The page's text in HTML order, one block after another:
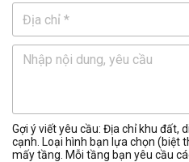
Gợi ý viết yêu cầu: Địa chỉ khu đất,
cạnh. Loại hình bạn lựa chọn (biệt
mấy tầng. Mỗi tầng bạn yêu cầu